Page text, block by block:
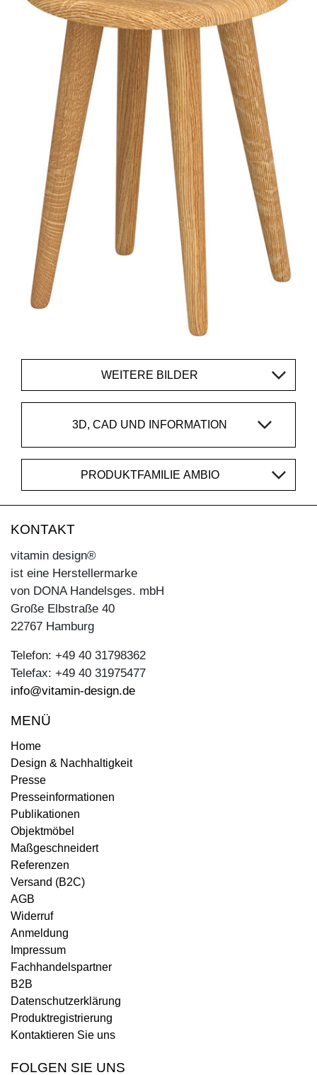
WEITERE BILDER
3D, CAD UND INFORMATION
PRODUKTFAMILIE AMBIO
KONTAKT
vitamin design®
ist eine Herstellermarke
von DONA Handelsges. mbH
Große Elbstraße 40
22767 Hamburg
Telefon: +49 40 31798362
Telefax: +49 40 31975477
info@vitamin-design.de
MENÜ
Home
Design & Nachhaltigkeit
Presse
Presseinformationen
Publikationen
Objektmöbel
Maßgeschneidert
Referenzen
Versand (B2C)
AGB
Widerruf
Anmeldung
Impressum
Fachhandelspartner
B2B
Datenschutzerklärung
Produktregistrierung
Kontaktieren Sie uns
FOLGEN SIE UNS